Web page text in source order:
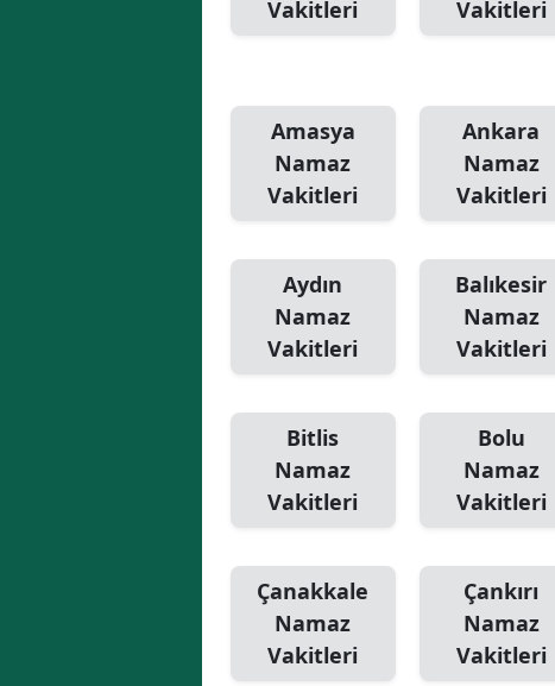
Vakitleri
Vakitleri
Amasya
Namaz
Vakitleri
Ankara
Namaz
Vakitleri
Aydın
Namaz
Vakitleri
Balıkesir
Namaz
Vakitleri
Bitlis
Namaz
Vakitleri
Bolu
Namaz
Vakitleri
Çanakkale
Namaz
Vakitleri
Çankırı
Namaz
Vakitleri